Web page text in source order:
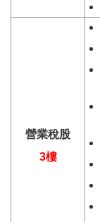
營業稅股
3樓